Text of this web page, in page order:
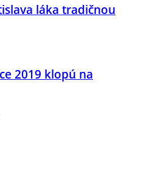
láka tradičnou
2019 klopú na